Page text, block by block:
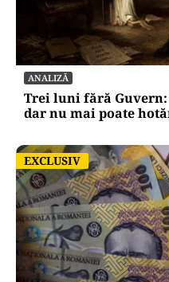
ANALIZĂ
Trei luni fără
dar nu mai poate
EXCLUSIV
EXCLUSIV